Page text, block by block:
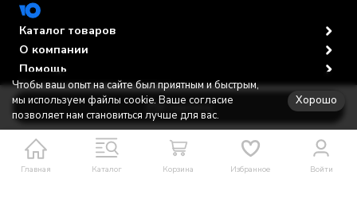
В корзину
Главная Каталог Корзина Избранное Войти
Каталог товаров
О компании
Помощь
Политика персональных данных
© 2012-2026 ООО "Первая торговая компания"
Чтобы ваш опыт на сайте был приятным и быстрым,
мы используем файлы cookie. Ваше согласие
позволяет нам становиться лучше для вас.
Хорошо